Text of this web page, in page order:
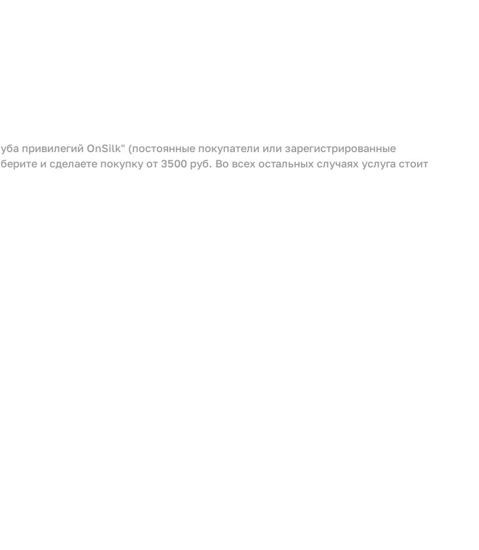
привилегий OnSilk" (постоянные покупатели или зарегистрированные
и сделаете покупку от 3500 руб. Во всех остальных случаях услуга стоит